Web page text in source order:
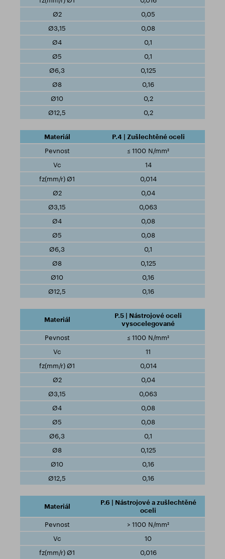
0,05
0,08
0,1
0,1
0,125
0,16
0,2
0,2
P.4 | Zušlechtěné oceli
≤ 1100 N/mm²
14
0,014
0,04
0,063
0,08
0,08
0,1
0,125
0,16
0,16
P.5 | Nástrojové oceli
vysocelegované
≤ 1100 N/mm²
11
0,014
0,04
0,063
0,08
0,08
0,1
0,125
0,16
0,16
P.6 | Nástrojové a zušlechtěné
oceli
> 1100 N/mm²
10
0,016